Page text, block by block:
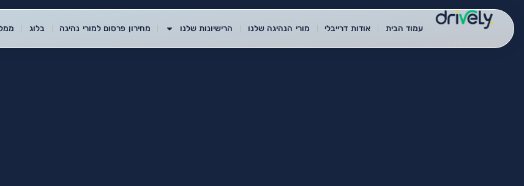
עמוד הבית אודות דרייבלי מורי הנהיגה שלנו הרישיונות שלנו מחירון פרסום למורי נהיגה בלוג